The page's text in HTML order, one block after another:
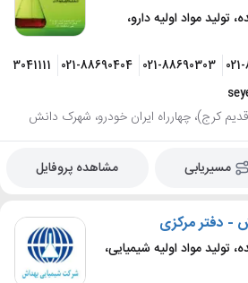
تولید مواد اولیه دارو،
021-88690303
021-88690404
قدیم کرج)، چهارراه ایران خودرو، شهرک دانش
مسیریابی مشاهده پروفایل
- دفتر مرکزی
تولید مواد اولیه شیمیایی،